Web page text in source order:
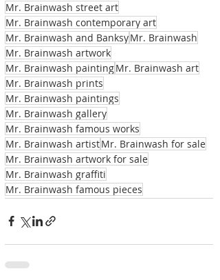
Mr. Brainwash street art
Mr. Brainwash contemporary art
Mr. Brainwash and BanksyMr. Brainwash
Mr. Brainwash artwork
Mr. Brainwash paintingMr. Brainwash art
Mr. Brainwash prints
Mr. Brainwash paintings
Mr. Brainwash gallery
Mr. Brainwash famous works
Mr. Brainwash artistMr. Brainwash for sale
Mr. Brainwash artwork for sale
Mr. Brainwash graffiti
Mr. Brainwash famous pieces